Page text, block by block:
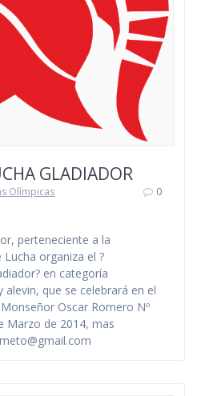
GLADIADOR
Olímpicas
0
perteneciente a la
organiza el ?
en categoría
que se celebrará en el
Oscar Romero Nº
Marzo de 2014, mas